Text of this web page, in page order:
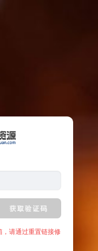
请通过重置链接修